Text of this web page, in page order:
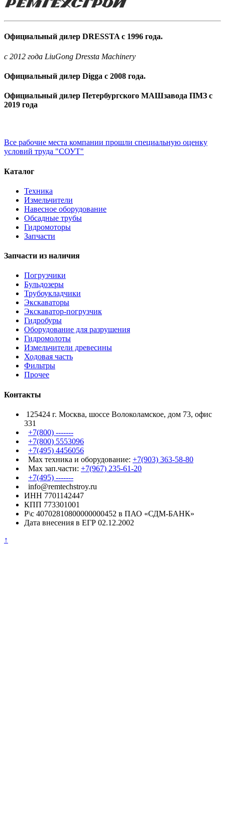
Официальный дилер DRESSTA с 1996 года.
c 2012 года LiuGong Dressta Machinery
Официальный дилер Digga с 2008 года.
Официальный дилер Петербургского МАШзавода ПМЗ с
2019 года
Все рабочие места компании прошли специальную оценку
условий труда "СОУТ"
Каталог
Техника
Измельчители
Навесное оборудование
Обсадные трубы
Гидромоторы
Запчасти
Запчасти из наличия
Погрузчики
Бульдозеры
Трубоукладчики
Экскаваторы
Экскаватор-погрузчик
Гидробуры
Оборудование для разрушения
Гидромолоты
Измельчители древесины
Ходовая часть
Фильтры
Прочее
Контакты
125424 г. Москва, шоссе Волоколамское, дом 73, офис
331
+7(800) -------
+7(800) 5553096
+7(495) 4456056
Max техника и оборудование: +7(903) 363-58-80
Max зап.части: +7(967) 235-61-20
+7(495) -------
info@remtechstroy.ru
ИНН 7701142447
КПП 773301001
Р\с 40702810800000000452 в ПАО «СДМ-БАНК»
Дата внесения в ЕГР 02.12.2002
↑